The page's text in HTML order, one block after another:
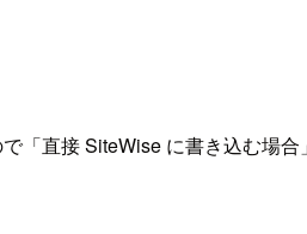
「直接 SiteWise に書き込む場